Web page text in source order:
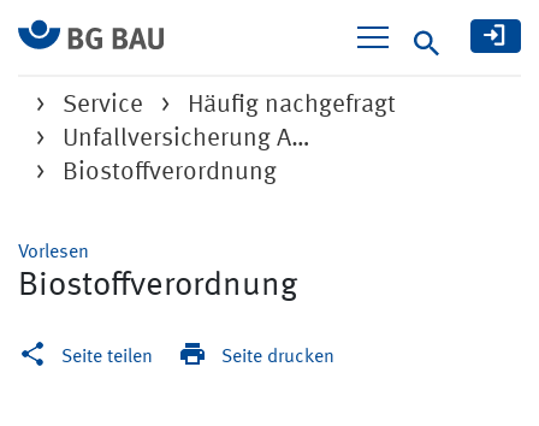
Suche
Service
Häufig nachgefragt
Unfallversicherung A…
Biostoffverordnung
Vorlesen
Biostoffverordnung
Seite teilen Seite drucken